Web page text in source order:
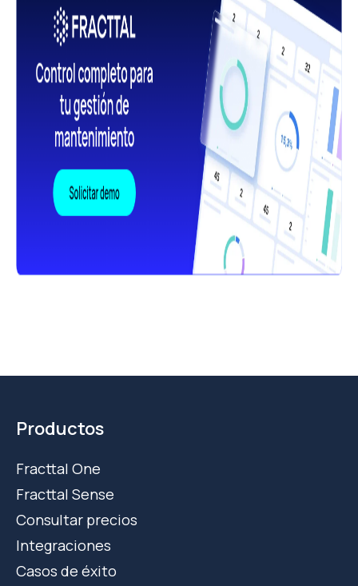
Productos
Fracttal One
Fracttal Sense
Consultar precios
Integraciones
Casos de éxito